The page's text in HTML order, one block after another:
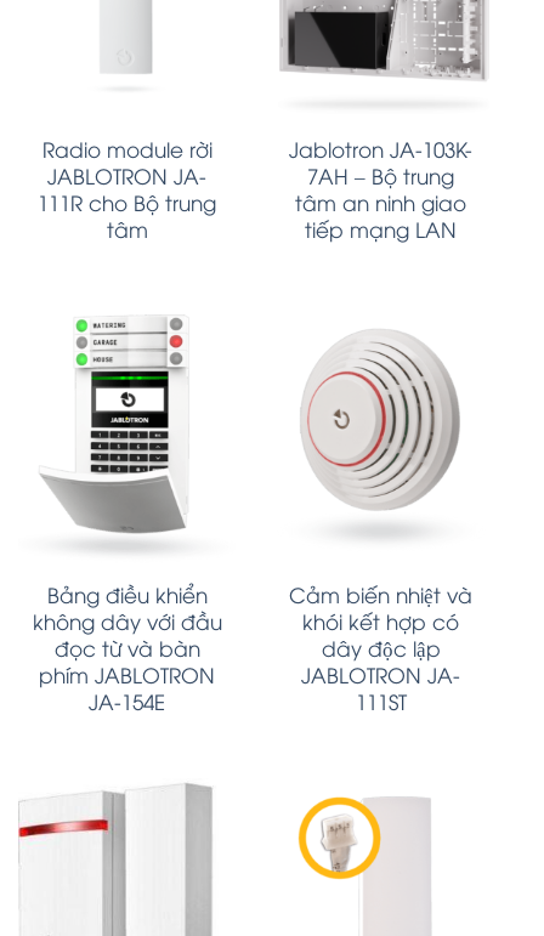
Radio module rời
JABLOTRON JA-
111R cho Bộ trung
tâm
Jablotron JA-103K-
7AH – Bộ trung
tâm an ninh giao
tiếp mạng LAN
Bảng điều khiển
không dây với đầu
đọc từ và bàn
phím JABLOTRON
JA-154E
Cảm biến nhiệt và
khói kết hợp có
dây độc lập
JABLOTRON JA-
111ST